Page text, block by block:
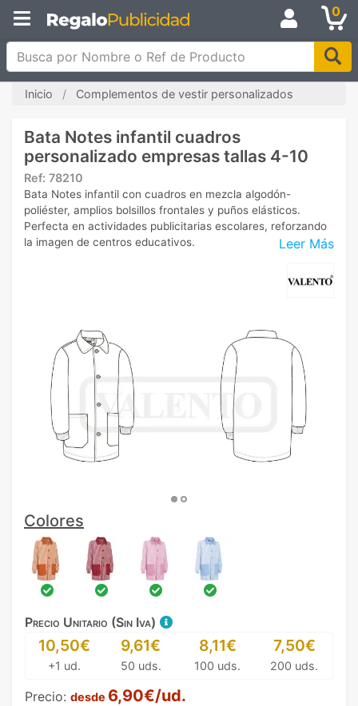
0
Busca por Nombre o Ref de Producto
Inicio Complementos de vestir personalizados
Bata Notes infantil cuadros
personalizado empresas tallas 4-10
Ref: 78210
Leer Más
Bata Notes infantil con cuadros en mezcla algodón-
poliéster, amplios bolsillos frontales y puños elásticos.
Perfecta en actividades publicitarias escolares, reforzando
la imagen de centros educativos.
Colores
Precio Unitario (Sin Iva)
10,50€
+1 ud.
9,61€
50 uds.
8,11€
100 uds.
7,50€
200 uds.
Precio: desde 6,90€/ud.